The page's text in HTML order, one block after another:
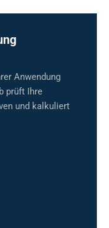
Anwendung
prüft Ihre
und kalkuliert